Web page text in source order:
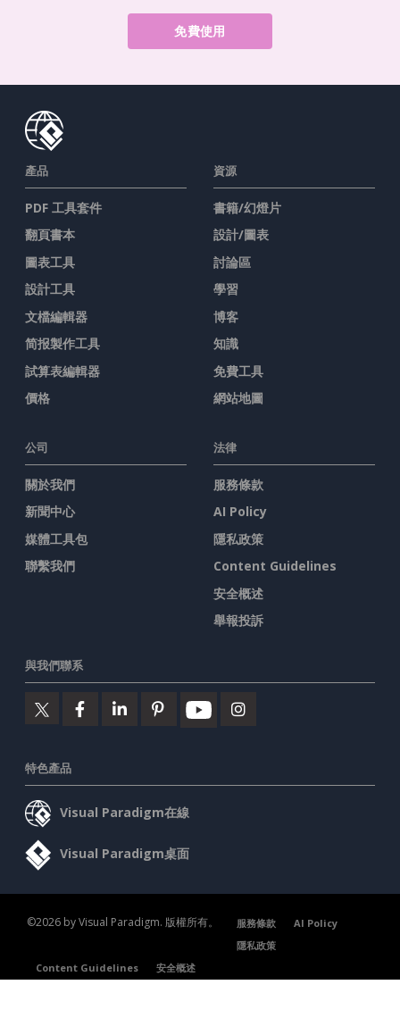
免費使用
產品
PDF 工具套件
翻頁書本
圖表工具
設計工具
文檔編輯器
简报製作工具
試算表編輯器
價格
資源
書籍/幻燈片
設計/圖表
討論區
學習
博客
知識
免費工具
網站地圖
公司
關於我們
新聞中心
媒體工具包
聯繫我們
法律
服務條款
AI Policy
隱私政策
Content Guidelines
安全概述
舉報投訴
與我們聯系
特色產品
Visual Paradigm在線
Visual Paradigm桌面
©2026 by Visual Paradigm. 版權所有。 服務條款
AI Policy
隱私政策
Content Guidelines
安全概述